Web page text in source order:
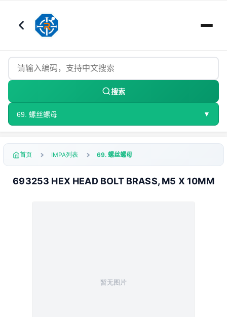
搜索
69. 螺丝螺母 ▼
首页 IMPA列表 69. 螺丝螺母
693253 HEX HEAD BOLT BRASS, M5 X 10MM